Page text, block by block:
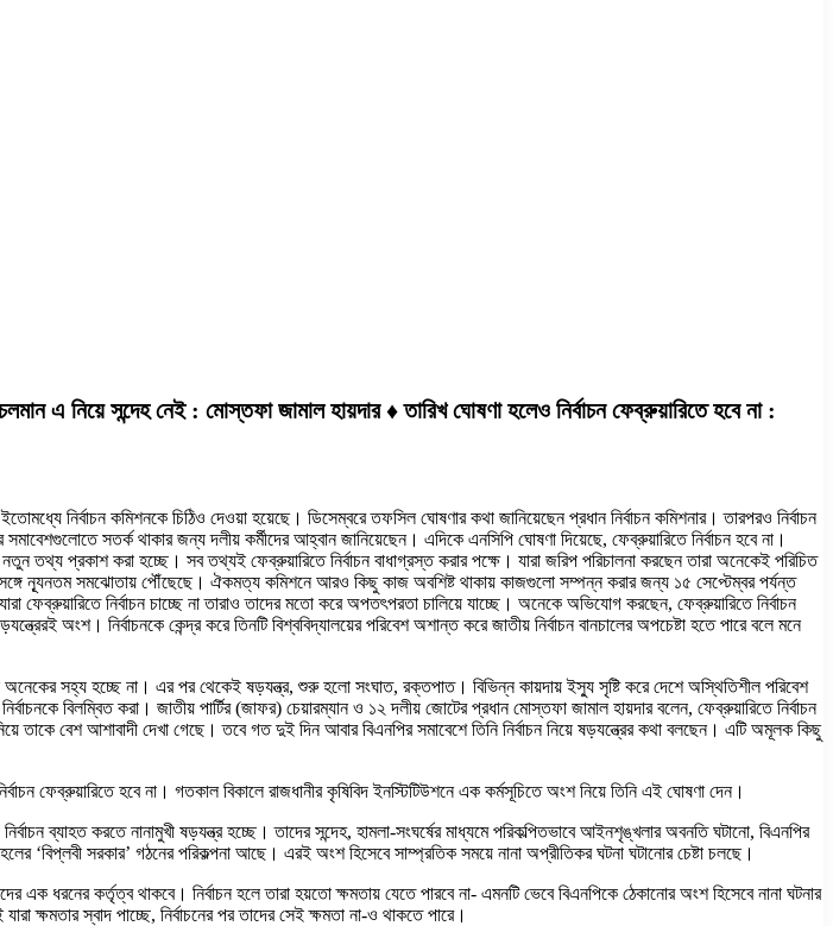
এ নিয়ে সন্দেহ নেই : মোস্তফা জামাল হায়দার ♦ তারিখ ঘোষণা হলেও নির্বাচন ফেব্রুয়ারিতে হবে না :
নির্বাচন কমিশনকে চিঠিও দেওয়া হয়েছে। ডিসেম্বরে তফসিল ঘোষণার কথা জানিয়েছেন প্রধান নির্বাচন কমিশনার। তারপরও নির্বাচন
সতর্ক থাকার জন্য দলীয় কর্মীদের আহ্বান জানিয়েছেন। এদিকে এনসিপি ঘোষণা দিয়েছে, ফেব্রুয়ারিতে নির্বাচন হবে না।
প্রকাশ করা হচ্ছে। সব তথ্যই ফেব্রুয়ারিতে নির্বাচন বাধাগ্রস্ত করার পক্ষে। যারা জরিপ পরিচালনা করছেন তারা অনেকেই পরিচিত
ন্যূনতম সমঝোতায় পৌঁছেছে। ঐকমত্য কমিশনে আরও কিছু কাজ অবশিষ্ট থাকায় কাজগুলো সম্পন্ন করার জন্য ১৫ সেপ্টেম্বর পর্যন্ত
ফেব্রুয়ারিতে নির্বাচন চাচ্ছে না তারাও তাদের মতো করে অপতৎপরতা চালিয়ে যাচ্ছে। অনেকে অভিযোগ করছেন, ফেব্রুয়ারিতে নির্বাচন
অংশ। নির্বাচনকে কেন্দ্র করে তিনটি বিশ্ববিদ্যালয়ের পরিবেশ অশান্ত করে জাতীয় নির্বাচন বানচালের অপচেষ্টা হতে পারে বলে মনে
অনেকের সহ্য হচ্ছে না। এর পর থেকেই ষড়যন্ত্র, শুরু হলো সংঘাত, রক্তপাত। বিভিন্ন কায়দায় ইস্যু সৃষ্টি করে দেশে অস্থিতিশীল পরিবেশ
বিলম্বিত করা। জাতীয় পার্টির (জাফর) চেয়ারম্যান ও ১২ দলীয় জোটের প্রধান মোস্তফা জামাল হায়দার বলেন, ফেব্রুয়ারিতে নির্বাচন
তাকে বেশ আশাবাদী দেখা গেছে। তবে গত দুই দিন আবার বিএনপির সমাবেশে তিনি নির্বাচন নিয়ে ষড়যন্ত্রের কথা বলছেন। এটি অমূলক কিছু
ফেব্রুয়ারিতে হবে না। গতকাল বিকালে রাজধানীর কৃষিবিদ ইনস্টিটিউশনে এক কর্মসূচিতে অংশ নিয়ে তিনি এই ঘোষণা দেন।
ব্যাহত করতে নানামুখী ষড়যন্ত্র হচ্ছে। তাদের সন্দেহ, হামলা-সংঘর্ষের মাধ্যমে পরিকল্পিতভাবে আইনশৃঙ্খলার অবনতি ঘটানো, বিএনপির
‘বিপ্লবী সরকার’ গঠনের পরিকল্পনা আছে। এরই অংশ হিসেবে সাম্প্রতিক সময়ে নানা অপ্রীতিকর ঘটনা ঘটানোর চেষ্টা চলছে।
এক ধরনের কর্তৃত্ব থাকবে। নির্বাচন হলে তারা হয়তো ক্ষমতায় যেতে পারবে না- এমনটি ভেবে বিএনপিকে ঠেকানোর অংশ হিসেবে নানা ঘটনার
ক্ষমতার স্বাদ পাচ্ছে, নির্বাচনের পর তাদের সেই ক্ষমতা না-ও থাকতে পারে।